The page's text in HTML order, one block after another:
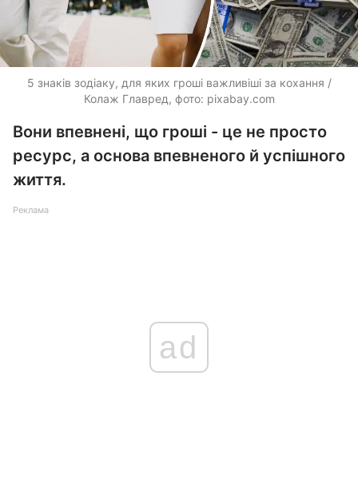
5 знаків зодіаку, для яких гроші важливіші за кохання /
Колаж Главред, фото: pixabay.com
Вони впевнені, що гроші - це не просто
ресурс, а основа впевненого й успішного
життя.
Реклама
ad